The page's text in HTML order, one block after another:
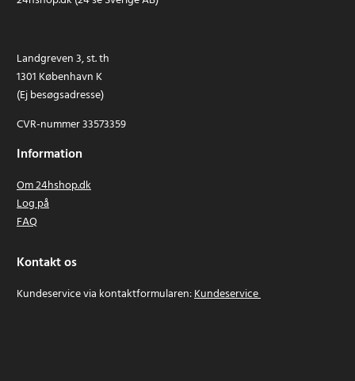
Landgreven 3, st. th
1301 København K
(Ej besøgsadresse)
CVR-nummer 33573359
Information
Om 24hshop.dk
Log på
FAQ
Kontakt os
Kundeservice via kontaktformularen:Kundeservice